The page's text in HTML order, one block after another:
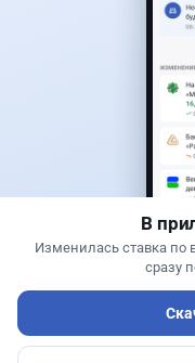
·8
Wildberries
складов из
Самый
В
Изменилась ставка по
сразу